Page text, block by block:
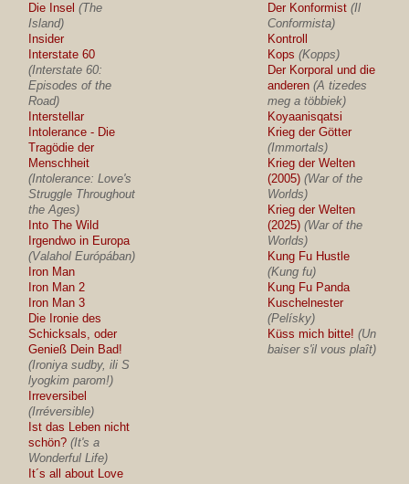
Die Insel (The
Island)
Insider
Interstate 60
(Interstate 60:
Episodes of the
Road)
Interstellar
Intolerance - Die
Tragödie der
Menschheit
(Intolerance: Love's
Struggle Throughout
the Ages)
Into The Wild
Irgendwo in Europa
(Valahol Európában)
Iron Man
Iron Man 2
Iron Man 3
Die Ironie des
Schicksals, oder
Genieß Dein Bad!
(Ironiya sudby, ili S
lyogkim parom!)
Irreversibel
(Irréversible)
Ist das Leben nicht
schön? (It's a
Wonderful Life)
It´s all about Love
Der Konformist (Il
Conformista)
Kontroll
Kops (Kopps)
Der Korporal und die
anderen (A tizedes
meg a többiek)
Koyaanisqatsi
Krieg der Götter
(Immortals)
Krieg der Welten
(2005) (War of the
Worlds)
Krieg der Welten
(2025) (War of the
Worlds)
Kung Fu Hustle
(Kung fu)
Kung Fu Panda
Kuschelnester
(Pelísky)
Küss mich bitte! (Un
baiser s'il vous plaît)